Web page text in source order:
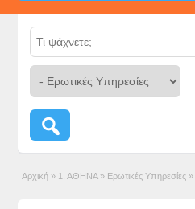
Αρχική » 1. ΑΘΗΝΑ » Ερωτικές Υπηρεσίες »